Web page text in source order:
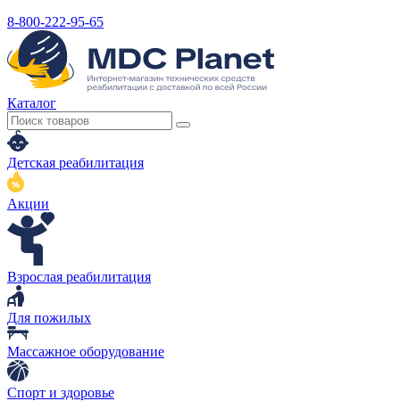
8-800-222-95-65
Каталог
Детская реабилитация
Акции
Взрослая реабилитация
Для пожилых
Массажное оборудование
Спорт и здоровье